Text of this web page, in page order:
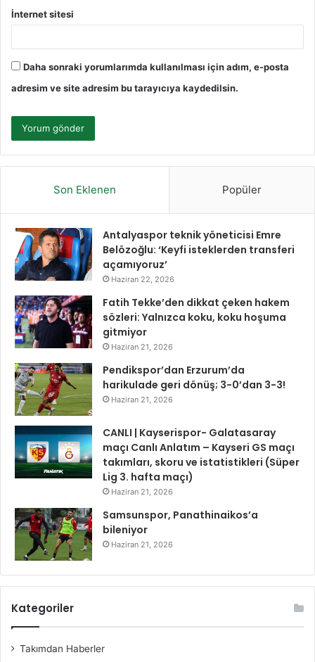
İnternet sitesi
Daha sonraki yorumlarımda kullanılması için adım, e-posta
adresim ve site adresim bu tarayıcıya kaydedilsin.
Son Eklenen Popüler
Antalyaspor teknik yöneticisi Emre
Belözoğlu: ‘Keyfi isteklerden transferi
açamıyoruz’
Haziran 22, 2026
Fatih Tekke’den dikkat çeken hakem
sözleri: Yalnızca koku, koku hoşuma
gitmiyor
Haziran 21, 2026
Pendikspor’dan Erzurum’da
harikulade geri dönüş; 3-0’dan 3-3!
Haziran 21, 2026
CANLI | Kayserispor- Galatasaray
maçı Canlı Anlatım – Kayseri GS maçı
takımları, skoru ve istatistikleri (Süper
Lig 3. hafta maçı)
Haziran 21, 2026
Samsunspor, Panathinaikos’a
bileniyor
Haziran 21, 2026
Kategoriler
Takımdan Haberler